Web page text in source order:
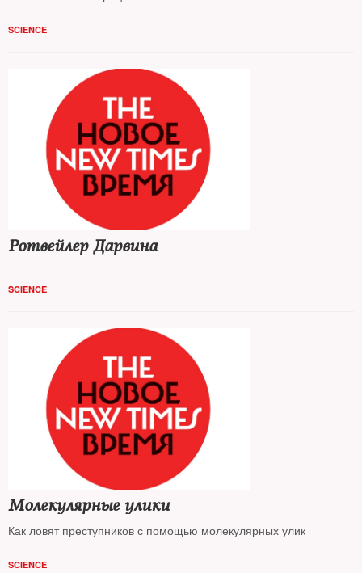
SCIENCE
Ротвейлер Дарвина
SCIENCE
Молекулярные улики
Как ловят преступников с помощью молекулярных улик
SCIENCE